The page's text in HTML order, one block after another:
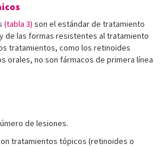
(tabla 3) son el estándar de tratamiento
de las formas resistentes al tratamiento
tratamientos, como los retinoides
orales, no son fármacos de primera línea
de lesiones.
tratamientos tópicos (retinoides o